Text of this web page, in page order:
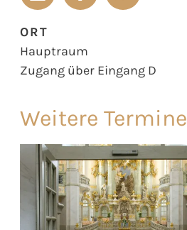
ORT
Hauptraum
Zugang über Eingang D
Weitere Termine